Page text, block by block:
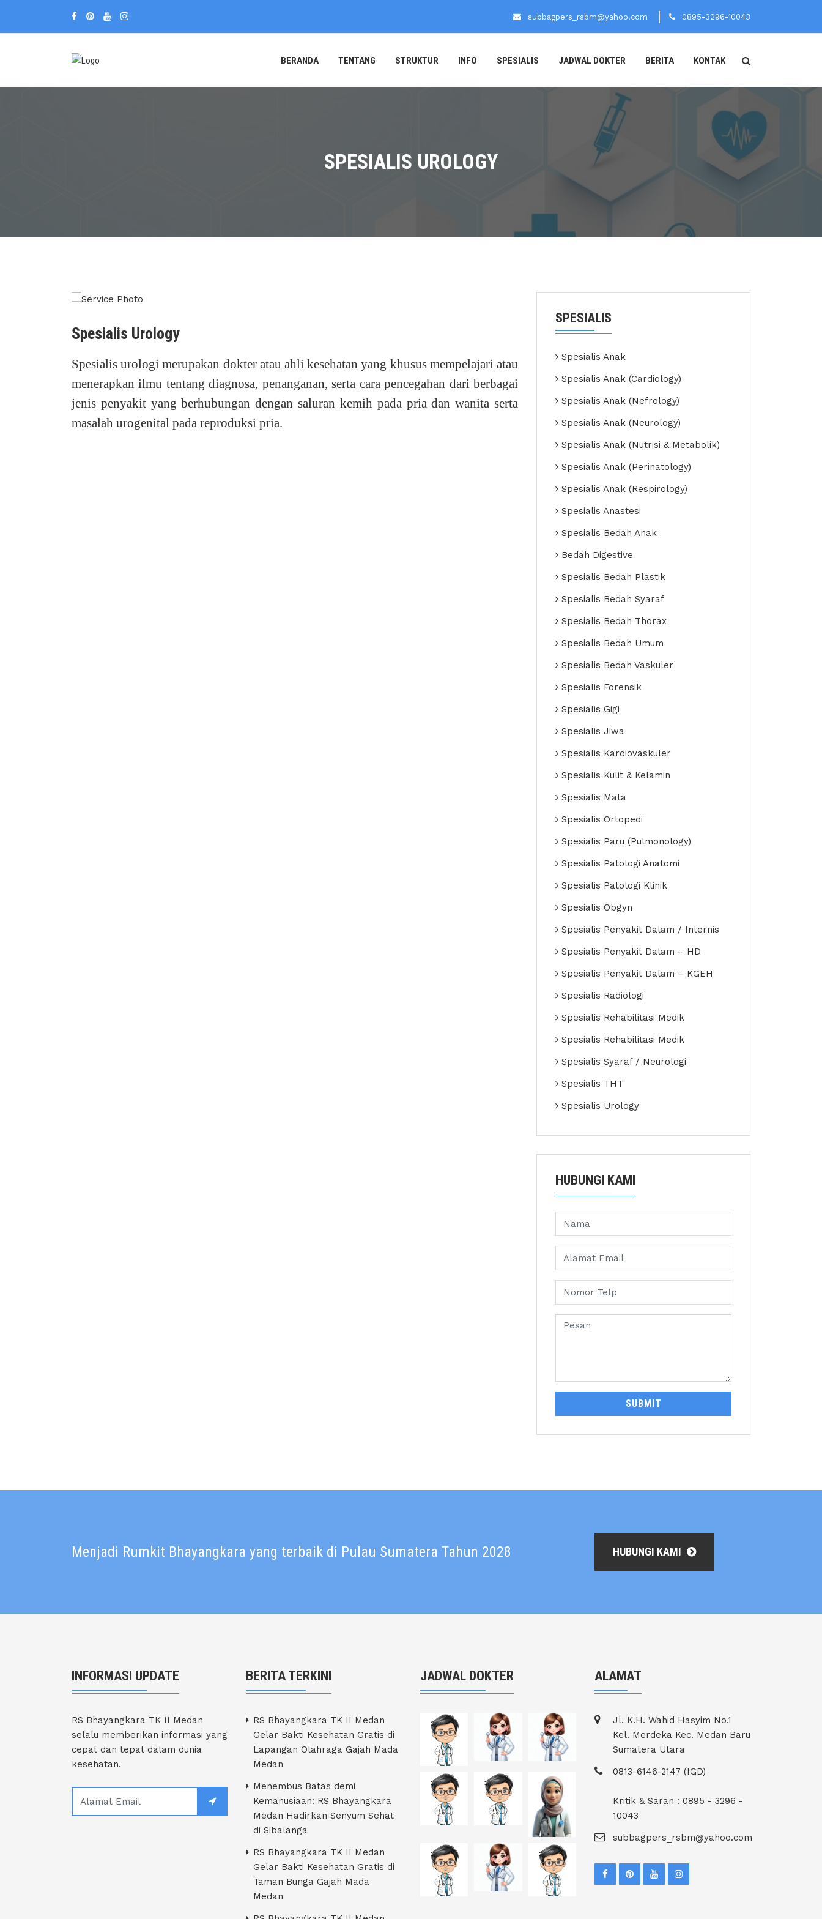
subbagpers_rsbm@yahoo.com 0895-3296-10043
BERANDA TENTANG STRUKTUR INFO SPESIALIS JADWAL DOKTER BERITA KONTAK
SPESIALIS UROLOGY
Spesialis Urology
Spesialis urologi merupakan dokter atau ahli kesehatan yang khusus mempelajari atau
menerapkan ilmu tentang diagnosa, penanganan, serta cara pencegahan dari berbagai
jenis penyakit yang berhubungan dengan saluran kemih pada pria dan wanita serta
masalah urogenital pada reproduksi pria.
SPESIALIS
Spesialis Anak
Spesialis Anak (Cardiology)
Spesialis Anak (Nefrology)
Spesialis Anak (Neurology)
Spesialis Anak (Nutrisi & Metabolik)
Spesialis Anak (Perinatology)
Spesialis Anak (Respirology)
Spesialis Anastesi
Spesialis Bedah Anak
Bedah Digestive
Spesialis Bedah Plastik
Spesialis Bedah Syaraf
Spesialis Bedah Thorax
Spesialis Bedah Umum
Spesialis Bedah Vaskuler
Spesialis Forensik
Spesialis Gigi
Spesialis Jiwa
Spesialis Kardiovaskuler
Spesialis Kulit & Kelamin
Spesialis Mata
Spesialis Ortopedi
Spesialis Paru (Pulmonology)
Spesialis Patologi Anatomi
Spesialis Patologi Klinik
Spesialis Obgyn
Spesialis Penyakit Dalam / Internis
Spesialis Penyakit Dalam – HD
Spesialis Penyakit Dalam – KGEH
Spesialis Radiologi
Spesialis Rehabilitasi Medik
Spesialis Rehabilitasi Medik
Spesialis Syaraf / Neurologi
Spesialis THT
Spesialis Urology
HUBUNGI KAMI
SUBMIT
Menjadi Rumkit Bhayangkara yang terbaik di Pulau Sumatera Tahun 2028 HUBUNGI KAMI
INFORMASI UPDATE
RS Bhayangkara TK II Medan
selalu memberikan informasi yang
cepat dan tepat dalam dunia
kesehatan.
BERITA TERKINI
RS Bhayangkara TK II Medan
Gelar Bakti Kesehatan Gratis di
Lapangan Olahraga Gajah Mada
Medan
Menembus Batas demi
Kemanusiaan: RS Bhayangkara
Medan Hadirkan Senyum Sehat
di Sibalanga
RS Bhayangkara TK II Medan
Gelar Bakti Kesehatan Gratis di
Taman Bunga Gajah Mada
Medan
JADWAL DOKTER ALAMAT
Jl. K.H. Wahid Hasyim No.1
Kel. Merdeka Kec. Medan Baru
Sumatera Utara
0813-6146-2147 (IGD)
Kritik & Saran : 0895 - 3296 -
10043
subbagpers_rsbm@yahoo.com